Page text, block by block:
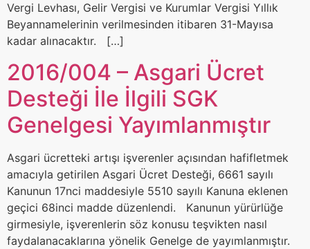
Vergi Levhası, Gelir Vergisi ve Kurumlar Vergisi Yıllık
Beyannamelerinin verilmesinden itibaren 31-Mayısa
kadar alınacaktır. […]
2016/004 – Asgari Ücret
Desteği İle İlgili SGK
Genelgesi Yayımlanmıştır
Asgari ücretteki artışı işverenler açısından hafifletmek
amacıyla getirilen Asgari Ücret Desteği, 6661 sayılı
Kanunun 17nci maddesiyle 5510 sayılı Kanuna eklenen
geçici 68inci madde düzenlendi. Kanunun yürürlüğe
girmesiyle, işverenlerin söz konusu teşvikten nasıl
faydalanacaklarına yönelik Genelge de yayımlanmıştır.